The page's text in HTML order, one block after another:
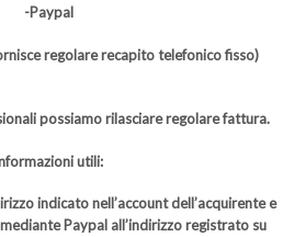
-Paypal
regolare recapito telefonico fisso)
possiamo rilasciare regolare fattura.
utili:
indicato nell’account dell’acquirente e
Paypal all’indirizzo registrato su